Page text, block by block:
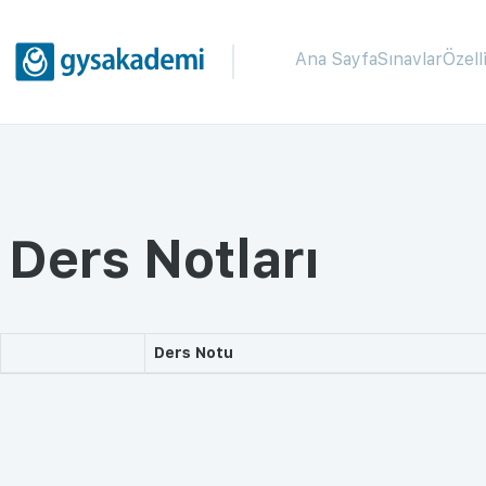
Ana SayfaSınavlar
Ders Notları
Ders Notu